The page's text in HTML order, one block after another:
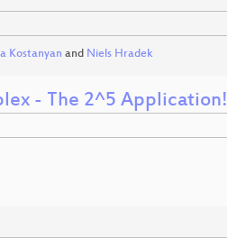
Kostanyan and Niels Hradek
- The 2^5 Application!